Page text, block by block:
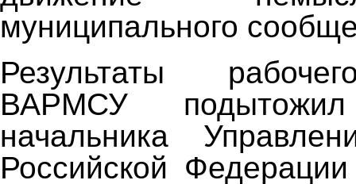
муниципального
Результаты
ВАРМСУ подытожил
начальника
Российской